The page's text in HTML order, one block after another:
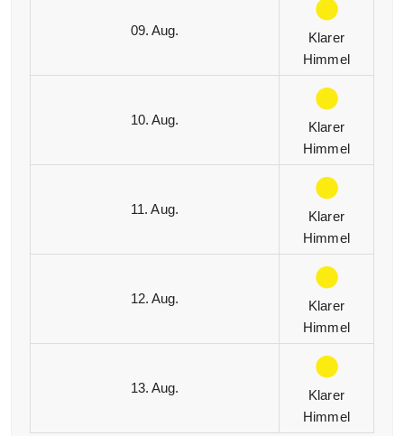
09. Aug.
Klarer
Himmel
10. Aug.
Klarer
Himmel
11. Aug.
Klarer
Himmel
12. Aug.
Klarer
Himmel
13. Aug.
Klarer
Himmel